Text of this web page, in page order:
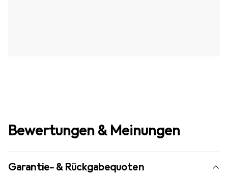
Bewertungen & Meinungen
Garantie- & Rückgabequoten